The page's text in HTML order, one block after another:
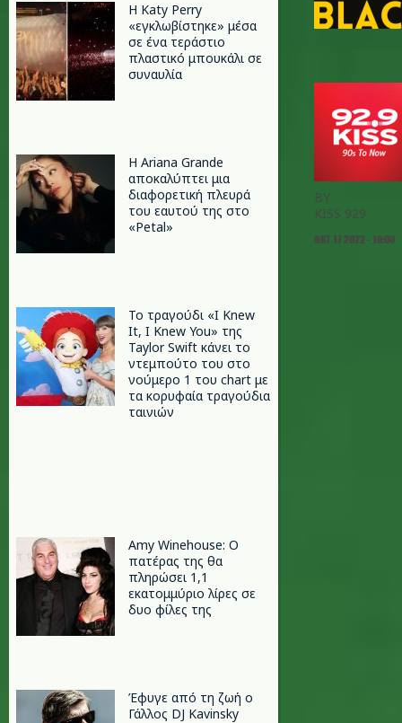
H Katy Perry
«εγκλωβίστηκε» μέσα
σε ένα τεράστιο
πλαστικό μπουκάλι σε
συναυλία
Η Ariana Grande
αποκαλύπτει μια
διαφορετική πλευρά
του εαυτού της στο
«Petal»
Το τραγούδι «I Knew
It, I Knew You» της
Taylor Swift κάνει το
ντεμπούτο του στο
νούμερο 1 του chart με
τα κορυφαία τραγούδια
ταινιών
Amy Winehouse: Ο
πατέρας της θα
πληρώσει 1,1
εκατομμύριο λίρες σε
δυο φίλες της
Έφυγε από τη ζωή ο
Γάλλος DJ Kavinsky
BY
KISS 929
ΟΚΤ 17 2022 - 10:00